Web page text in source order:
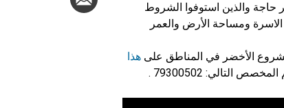
حاجة والذين استوفوا الشروط
ومساحة الأرض والعمر
الأخضر في المناطق على هذا
التالي: 79300502 .